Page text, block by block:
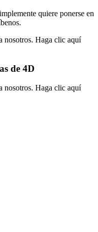
quiere ponerse en
nosotros. Haga clic aquí
de 4D
nosotros. Haga clic aquí